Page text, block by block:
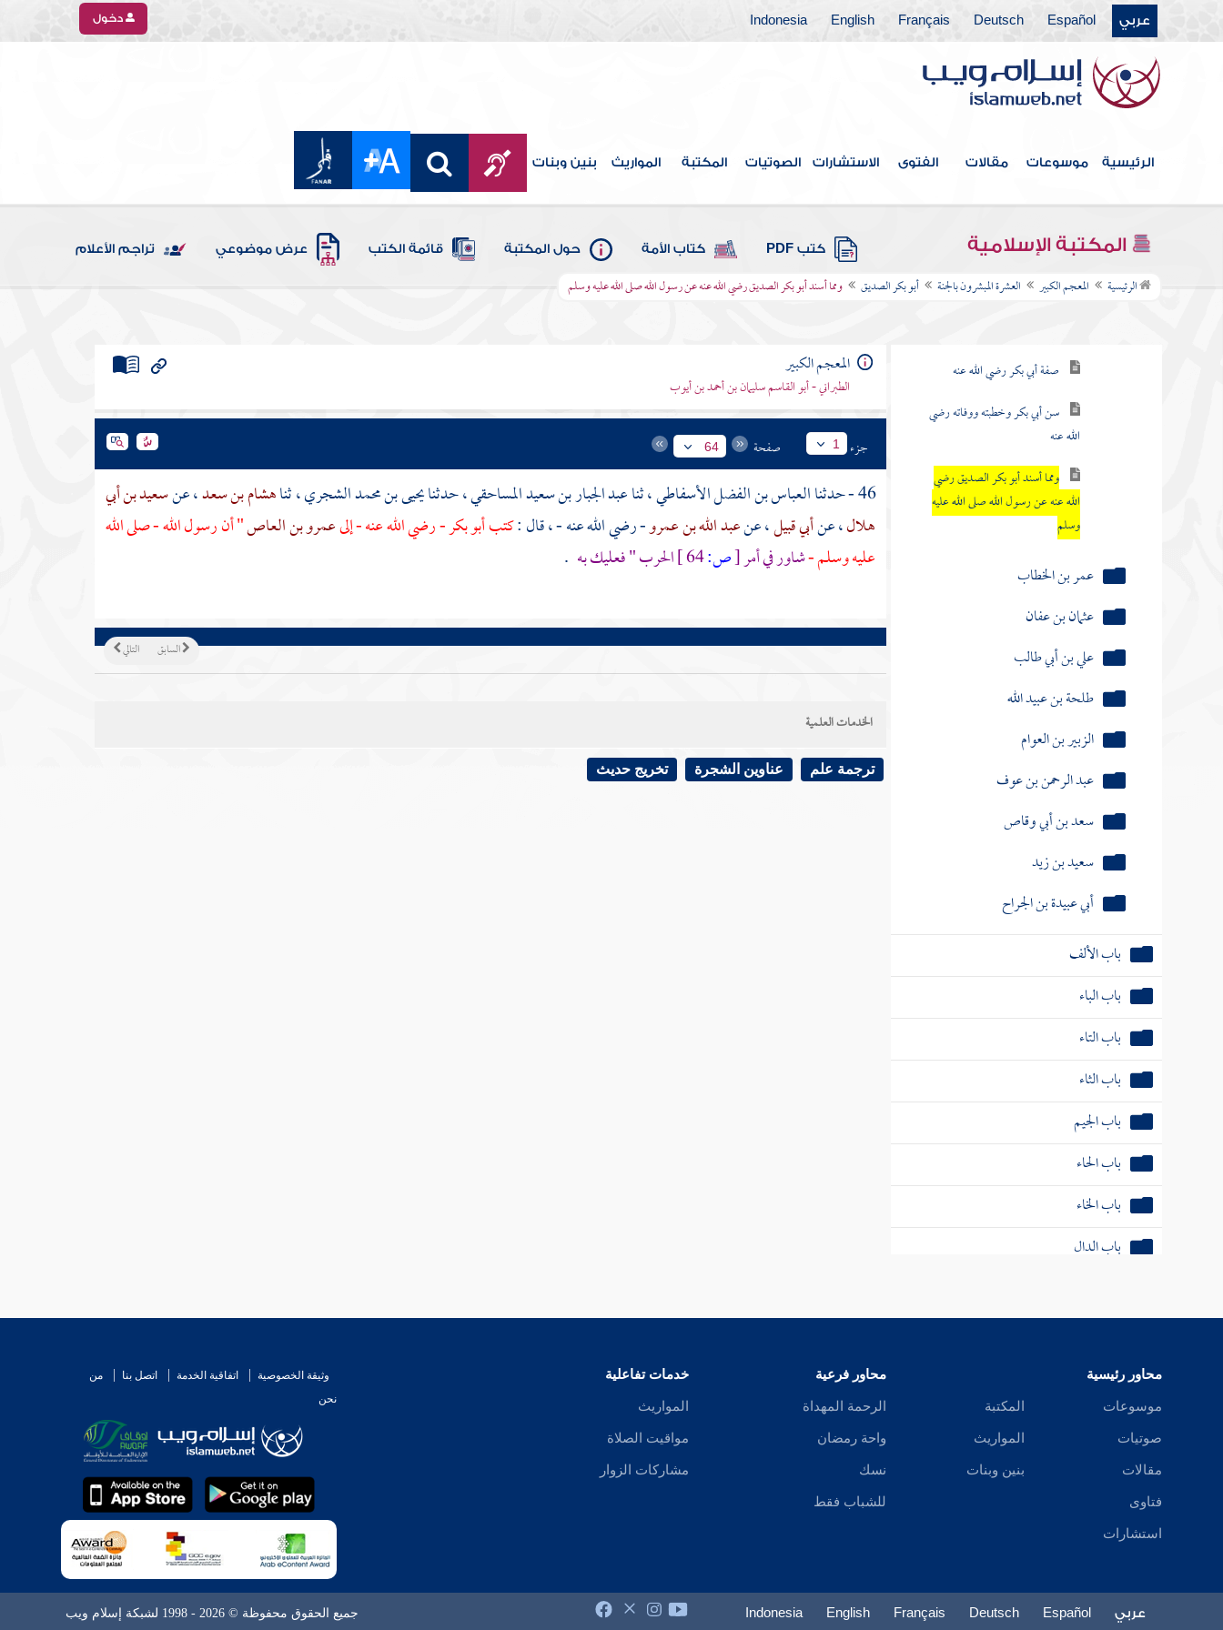
عربي Español
Deutsch
Français
English
Indonesia دخول
الرئيسية موسوعات مقالات الفتوى الاستشارات الصوتيات المكتبة المواريث بنين وبنات
المكتبة الإسلامية كتب PDF كتاب الأمة حول المكتبة قائمة الكتب عرض موضوعي تراجم الأعلام
الرئيسية المعجم الكبير العشرة المبشرون بالجنة أبو بكر الصديق ومما أسند أبو بكر الصديق رضي الله عنه عن رسول الله صلى الله عليه وسلم
فهرس الكتاب
المقدمة
العشرة المبشرون بالجنة
أبو بكر الصديق
صفة أبي بكر رضي الله عنه
سن أبي بكر وخطبته ووفاته رضي
الله عنه
ومما أسند أبو بكر الصديق رضي
الله عنه عن رسول الله صلى الله عليه
وسلم
عمر بن الخطاب
عثمان بن عفان
علي بن أبي طالب
طلحة بن عبيد الله
الزبير بن العوام
عبد الرحمن بن عوف
سعد بن أبي وقاص
سعيد بن زيد
أبي عبيدة بن الجراح
باب الألف
باب الباء
باب التاء
باب الثاء
باب الجيم
باب الحاء
باب الخاء
باب الدال
باب الزاي
باب السين
باب الضاد
المعجم الكبير
الطبراني - أبو القاسم سليمان بن أحمد بن أيوب
جزء 1 صفحة 64
46 - حدثنا العباس بن الفضل الأسفاطي، ثناعبد الجبار بن سعيد المساحقي، حدثنايحيى بن محمد الشجري، ثناهشام بن سعد، عنسعيد بن أبي
هلال، عنأبي قبيل، عنعبد الله بن عمرو- رضي الله عنه - ، قال :كتبأبو بكر- رضي الله عنه - إلىعمرو بن العاص" أن رسول الله - صلى الله
عليه وسلم -شاور في أمر[ص: الحرب " فعليك به .
التالي السابق
الخدمات العلمية
ترجمة علم عناوين الشجرة تخريج حديث
محاور رئيسية
موسوعات
صوتيات
مقالات
فتاوى
استشارات
المكتبة
المواريث
بنين وبنات
محاور فرعية
الرحمة المهداة
واحة رمضان
نسك
للشباب فقط
خدمات تفاعلية
المواريث
مواقيت الصلاة
مشاركات الزوار
وثيقة الخصوصية اتفاقية الخدمة اتصل بنا
من
نحن
عربي Español
Deutsch
Français
English
Indonesia جميع الحقوق محفوظة © 2026 - 1998 لشبكة إسلام ويب